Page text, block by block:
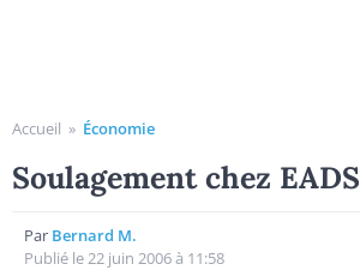
Accueil » Économie
Soulagement chez EADS
Par Bernard M.
Publié le 22 juin 2006 à 11:58